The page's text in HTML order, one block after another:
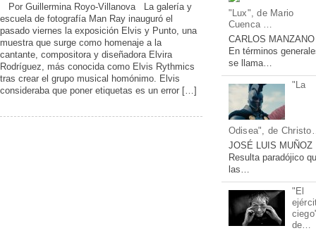
Por Guillermina Royo-Villanova La galería y
escuela de fotografía Man Ray inauguró el
pasado viernes la exposición Elvis y Punto, una
muestra que surge como homenaje a la
cantante, compositora y diseñadora Elvira
Rodríguez, más conocida como Elvis Rythmics
tras crear el grupo musical homónimo. Elvis
consideraba que poner etiquetas es un error […]
"Lux", de Mario
Cuenca …
CARLOS MANZANO
En términos
se llama…
"La
Odisea", de
JOSÉ LUIS MUÑOZ
Resulta paradójico
las…
"El
de…